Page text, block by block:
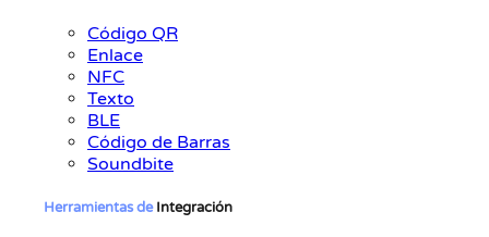
Código QR
Enlace
NFC
Texto
BLE
Código de Barras
Soundbite
HerramientasdeIntegración